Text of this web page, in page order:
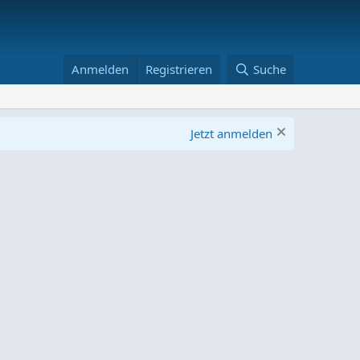
Anmelden Registrieren Suche
Jetzt anmelden